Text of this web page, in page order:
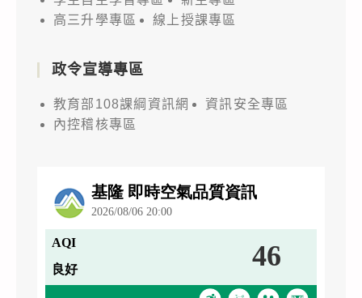
高三升學專區
線上授課專區
政令宣導專區
教育部108課綱資訊網
資訊安全專區
內控稽核專區